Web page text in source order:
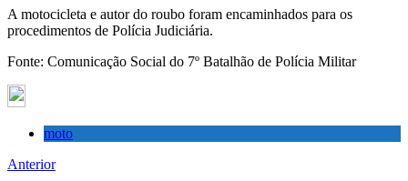
A motocicleta e autor do roubo foram encaminhados para os
procedimentos de Polícia Judiciária.
Fonte: Comunicação Social do 7º Batalhão de Polícia Militar
moto
Anterior